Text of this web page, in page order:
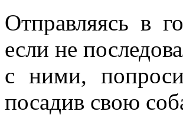
Отправляясь в
если не
с ними,
посадив свою